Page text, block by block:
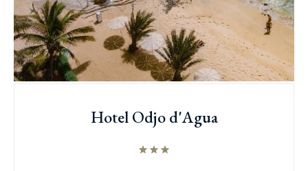
Hotel Odjo d'Agua